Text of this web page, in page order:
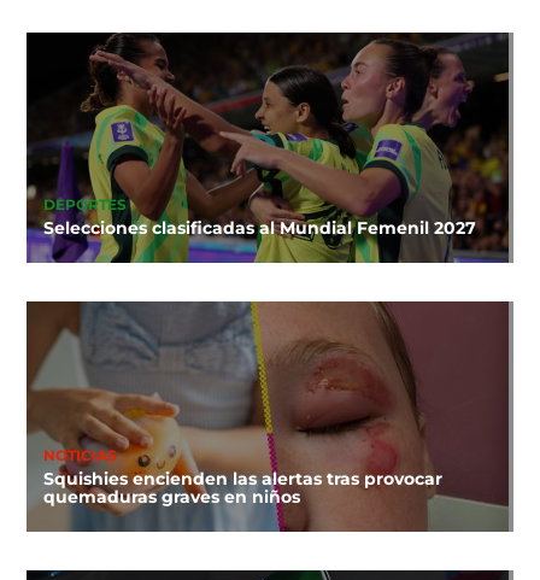
DEPORTES
Selecciones clasificadas al Mundial Femenil 2027
NOTICIAS
Squishies encienden las alertas tras provocar
quemaduras graves en niños